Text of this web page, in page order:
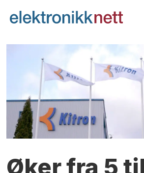
Øker fra 5